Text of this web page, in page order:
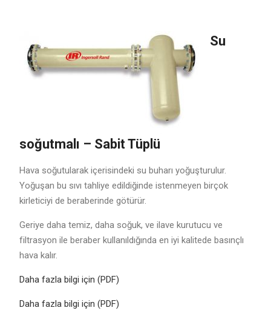
Su
soğutmalı – Sabit Tüplü
Hava soğutularak içerisindeki su buharı yoğuşturulur.
Yoğuşan bu sıvı tahliye edildiğinde istenmeyen birçok
kirleticiyi de beraberinde götürür.
Geriye daha temiz, daha soğuk, ve ilave kurutucu ve
filtrasyon ile beraber kullanıldığında en iyi kalitede basınçlı
hava kalır.
Daha fazla bilgi için (PDF)
Daha fazla bilgi için (PDF)